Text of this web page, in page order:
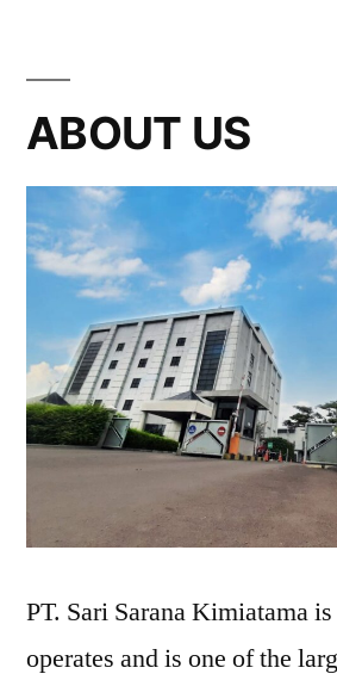
ABOUT US
PT. Sari Sarana Kimiatama
operates and is one of the